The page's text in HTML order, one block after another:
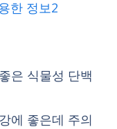
한 정보2
은 식물성 단백
에 좋은데 주의